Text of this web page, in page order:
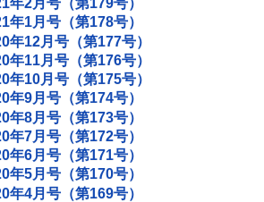
年2月号（第179号）
年1月号（第178号）
年12月号（第177号）
年11月号（第176号）
年10月号（第175号）
年9月号（第174号）
年8月号（第173号）
年7月号（第172号）
年6月号（第171号）
年5月号（第170号）
年4月号（第169号）